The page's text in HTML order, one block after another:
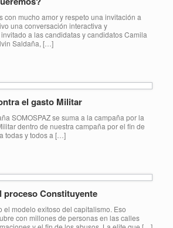
con mucho amor y respeto una invitación a
una conversación interactiva y
a las candidatas y candidatos Camila
Saldaña, […]
el gasto Militar
SOMOSPAZ se suma a la campaña por la
dentro de nuestra campaña por el fin de
todas y todos a […]
proceso Constituyente
el modelo exitoso del capitalismo. Eso
con millones de personas en las calles